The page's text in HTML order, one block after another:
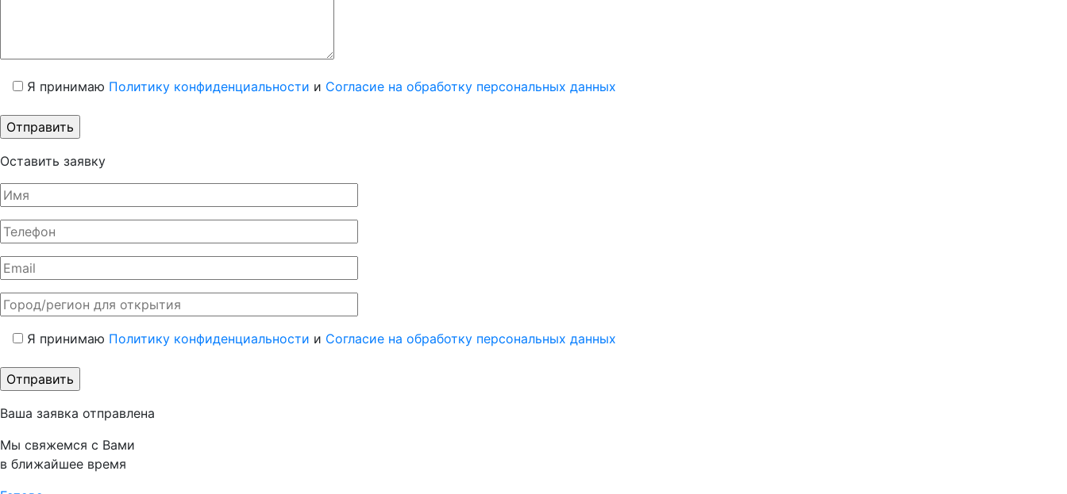
Я принимаю Политику конфиденциальности и Согласие на обработку персональных данных
Оставить заявку
Я принимаю Политику конфиденциальности и Согласие на обработку персональных данных
Ваша заявка отправлена
Мы свяжемся с Вами
в ближайшее время